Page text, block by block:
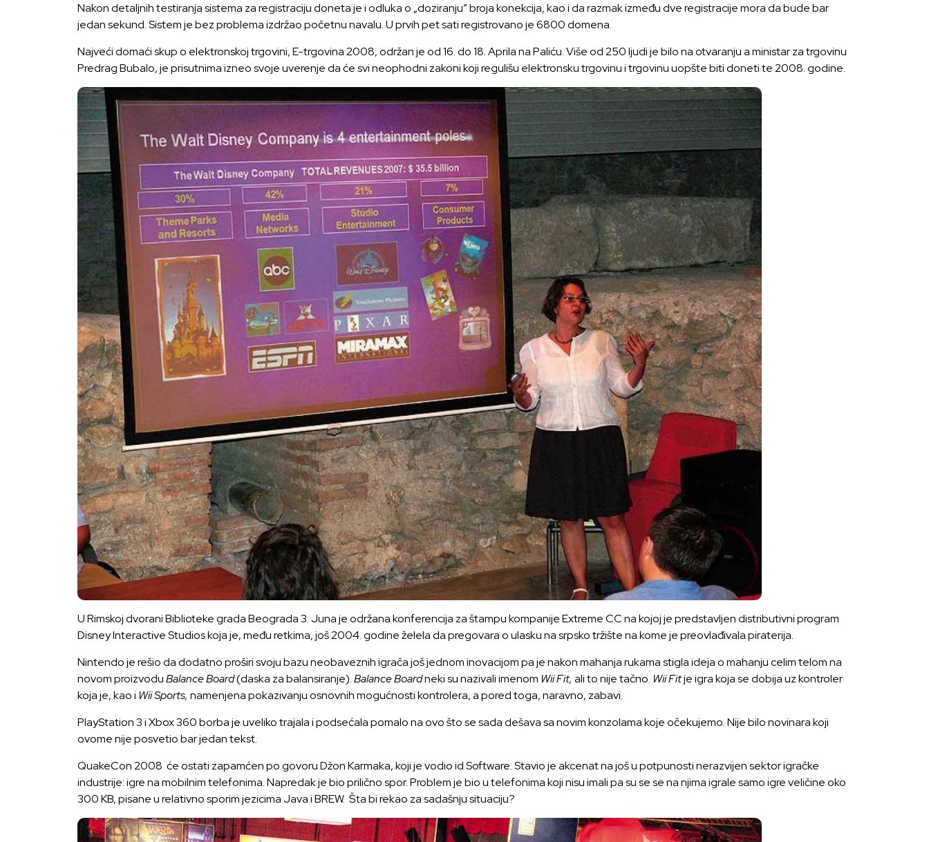
Nakon detaljnih testiranja sistema za registraciju doneta je i odluka o „doziranju” broja konekcija, kao i da razmak između dve registracije mora da bude bar
jedan sekund. Sistem je bez problema izdržao početnu navalu. U prvih pet sati registrovano je 6800 domena.
Najveći domaći skup o elektronskoj trgovini, E-trgovina 2008, održan je od 16. do 18. Aprila na Paliću. Više od 250 ljudi je bilo na otvaranju a ministar za trgovinu
Predrag Bubalo, je prisutnima izneo svoje uverenje da će svi neophodni zakoni koji regulišu elektronsku trgovinu i trgovinu uopšte biti doneti te 2008. godine.
U Rimskoj dvorani Biblioteke grada Beograda 3. Juna je održana konferencija za štampu kompanije Extreme CC na kojoj je predstavljen distributivni program
Disney Interactive Studios koja je, među retkima, još 2004. godine želela da pregovara o ulasku na srpsko tržište na kome je preovlađivala piraterija.
Nintendo je rešio da dodatno proširi svoju bazu neobaveznih igrača još jednom inovacijom pa je nakon mahanja rukama stigla ideja o mahanju celim telom na
novom proizvoduBalance Board(daska za balansiranje).Balance Boardneki su nazivali imenom Wii Fit, ali to nije tačno. Wii Fitje igra koja se dobija uz kontroler
koja je, kao i Wii Sports, namenjena pokazivanju osnovnih mogućnosti kontrolera, a pored toga, naravno, zabavi.
PlayStation 3 i Xbox 360 borba je uveliko trajala i podsećala pomalo na ovo što se sada dešava sa novim konzolama koje očekujemo. Nije bilo novinara koji
ovome nije posvetio bar jedan tekst.
QuakeCon 2008 će ostati zapamćen po govoru Džon Karmaka, koji je vodio id Software. Stavio je akcenat na još u potpunosti nerazvijen sektor igračke
industrije: igre na mobilnim telefonima. Napredak je bio prilično spor. Problem je bio u telefonima koji nisu imali pa su se se na njima igrale samo igre veličine oko
300 KB, pisane u relativno sporim jezicima Java i BREW. Šta bi rekao za sadašnju situaciju?